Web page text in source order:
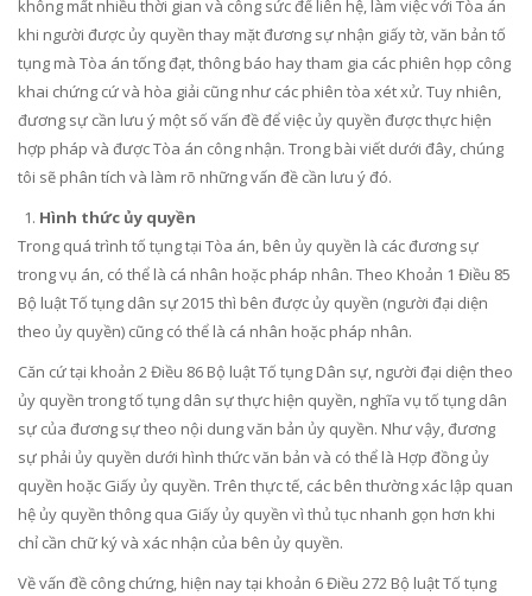
không mất nhiều thời gian và công sức để liên hệ, làm việc với Tòa án
khi người được ủy quyền thay mặt đương sự nhận giấy tờ, văn bản tố
tụng mà Tòa án tống đạt, thông báo hay tham gia các phiên họp công
khai chứng cứ và hòa giải cũng như các phiên tòa xét xử. Tuy nhiên,
đương sự cần lưu ý một số vấn đề để việc ủy quyền được thực hiện
hợp pháp và được Tòa án công nhận. Trong bài viết dưới đây, chúng
tôi sẽ phân tích và làm rõ những vấn đề cần lưu ý đó.
Hình thức ủy quyền
Trong quá trình tố tụng tại Tòa án, bên ủy quyền là các đương sự
trong vụ án, có thể là cá nhân hoặc pháp nhân. Theo Khoản 1 Điều 85
Bộ luật Tố tụng dân sự 2015 thì bên được ủy quyền (người đại diện
theo ủy quyền) cũng có thể là cá nhân hoặc pháp nhân.
Căn cứ tại khoản 2 Điều 86 Bộ luật Tố tụng Dân sự, người đại diện theo
ủy quyền trong tố tụng dân sự thực hiện quyền, nghĩa vụ tố tụng dân
sự của đương sự theo nội dung văn bản ủy quyền. Như vậy, đương
sự phải ủy quyền dưới hình thức văn bản và có thể là Hợp đồng ủy
quyền hoặc Giấy ủy quyền. Trên thực tế, các bên thường xác lập quan
hệ ủy quyền thông qua Giấy ủy quyền vì thủ tục nhanh gọn hơn khi
chỉ cần chữ ký và xác nhận của bên ủy quyền.
Về vấn đề công chứng, hiện nay tại khoản 6 Điều 272 Bộ luật Tố tụng